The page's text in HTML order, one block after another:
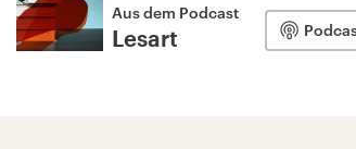
Aus dem Podcast
Lesart